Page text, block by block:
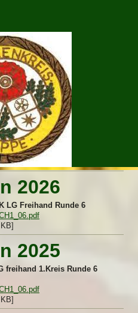
2026
LG Freihand Runde 6
2025
freihand 1.Kreis Runde 6